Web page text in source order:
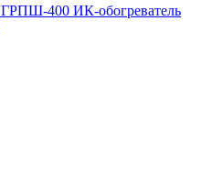
ГРПШ-400 ИК-обогреватель